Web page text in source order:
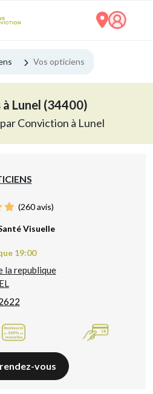
Vos opticiens
Lunel (34400)
Conviction à Lunel
(260avis)
Visuelle
19:00
la republique
vous